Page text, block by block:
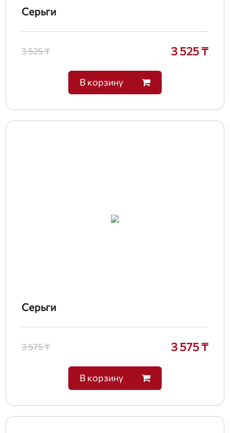
Серьги
3 525 ₸ 3 525 ₸
В корзину
Серьги
3 575 ₸ 3 575 ₸
В корзину